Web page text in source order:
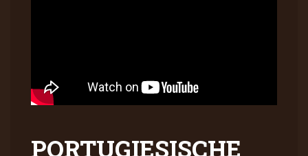
PORTUGIESISCHE